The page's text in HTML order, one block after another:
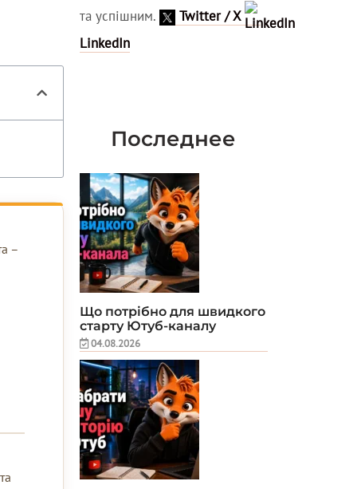
–
та успішним.
Twitter / X
LinkedIn
Последнее
Що потрібно для швидкого
старту Ютуб-каналу
04.08.2026